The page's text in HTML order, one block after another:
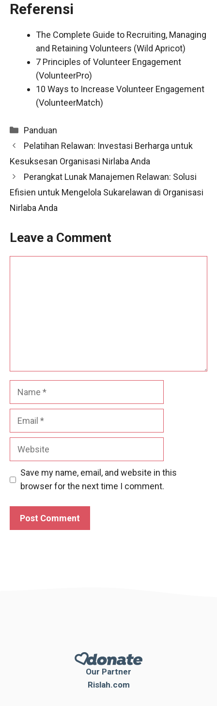
Referensi
The Complete Guide to Recruiting, Managing
and Retaining Volunteers (Wild Apricot)
7 Principles of Volunteer Engagement
(VolunteerPro)
10 Ways to Increase Volunteer Engagement
(VolunteerMatch)
Categories
Panduan
Pelatihan Relawan: Investasi Berharga untuk
Kesuksesan Organisasi Nirlaba Anda
Perangkat Lunak Manajemen Relawan: Solusi
Efisien untuk Mengelola Sukarelawan di Organisasi
Nirlaba Anda
Leave a Comment
Website
Save my name, email, and website in this
browser for the next time I comment.
Our Partner
Rislah.com